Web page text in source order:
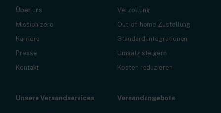
Über uns
Mission zero
Karriere
Presse
Kontakt
Verzollung
Out-of-home Zustellung
Standard-Integrationen
Umsatz steigern
Kosten reduzieren
Unsere Versandservices Versandangebote